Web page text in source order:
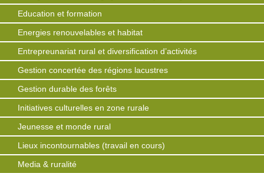
Education et formation
Energies renouvelables et habitat
Entrepreunariat rural et diversification d’activités
Gestion concertée des régions lacustres
Gestion durable des forêts
Initiatives culturelles en zone rurale
Jeunesse et monde rural
Lieux incontournables (travail en cours)
Media & ruralité